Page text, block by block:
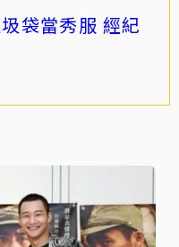
袋當秀服 經紀